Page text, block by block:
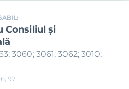
Consiliul şi
3060; 3061; 3062; 3010;
97